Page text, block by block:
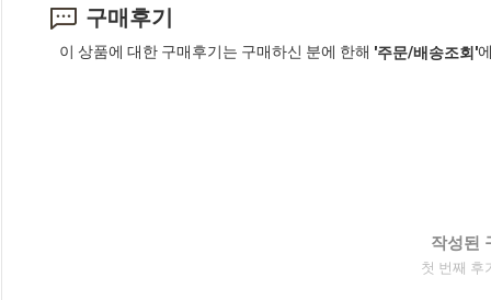
구매후기
이 상품에 대한 구매후기는 구매하신 분에 한해 '주문/배송조회'
작성된
첫 번째 후